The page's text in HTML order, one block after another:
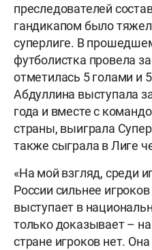
преследователей
гандикапом было
суперлиге. В
футболистка провела
отметилась 5 голами и
Абдуллина выступала
года и вместе с
страны, выиграла
также сыграла в Лиге
«На мой взгляд, среди
России сильнее
выступает в
только доказывает –
стране игроков нет.